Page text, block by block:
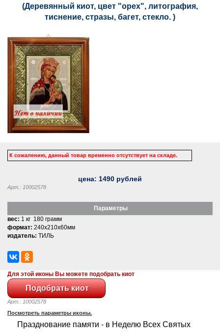
(Деревянный киот, цвет "орех", литография,
тиснение, стразы, багет, стекло. )
К сожалению, данный товар временно отсутствует на складе.
цена: 1490 рублей
Арт.: 10002578
Параметры
вес: 1 кг 180 грамм
формат: 240x210x60мм
издатель: ТИЛЬ
Для этой иконы Вы можете подобрать киот
Арт.: 10002578
Посмотреть параметры иконы.
Празднование памяти - в Неделю Всех Святых